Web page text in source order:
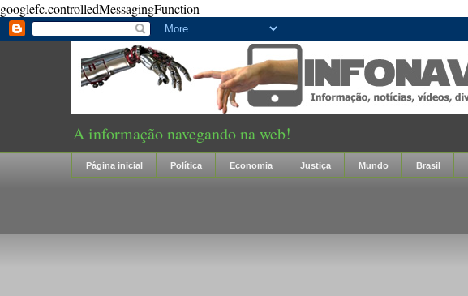
googlefc.controlledMessagingFunction
A informação navegando na web!
Página inicial Política Economia Justiça Mundo Brasil